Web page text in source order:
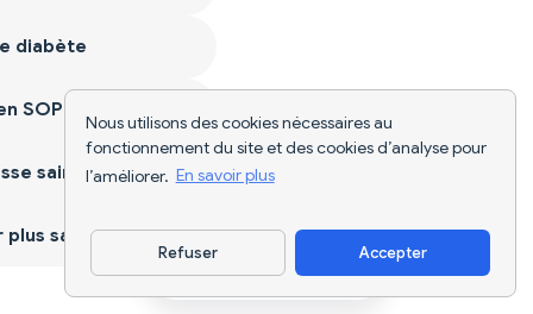
Nous utilisons des cookies nécessaires au
fonctionnement du site et des cookies d’analyse pour
l’améliorer. En savoir plus
Refuser Accepter
Télécharger l'appli
diabète
SOPK
saine
sain